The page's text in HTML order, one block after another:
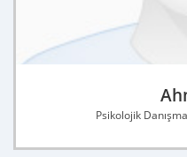
Psikolojik